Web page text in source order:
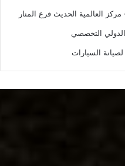
مركز العالمية الحديث فرع المنار
التخصصي
السيارات